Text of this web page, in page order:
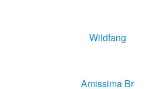
Wildfang
Amissima Br